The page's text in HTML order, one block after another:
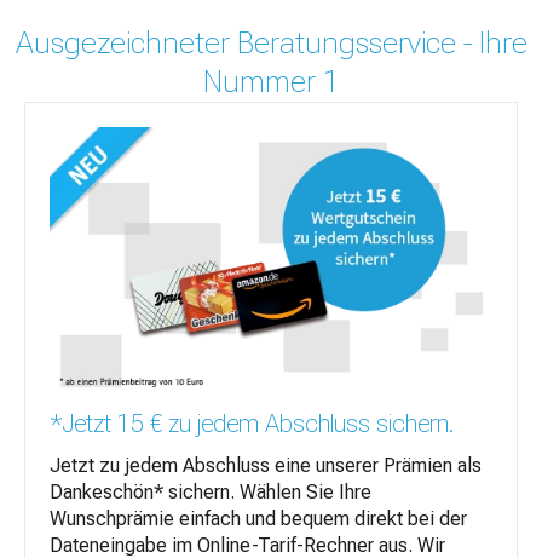
Ausgezeichneter Beratungsservice - Ihre
Nummer 1
*Jetzt 15 € zu jedem Abschluss sichern.
Jetzt zu jedem Abschluss eine unserer Prämien als
Dankeschön* sichern. Wählen Sie Ihre
Wunschprämie einfach und bequem direkt bei der
Dateneingabe im Online-Tarif-Rechner aus. Wir